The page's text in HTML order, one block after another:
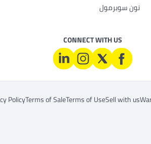
نون سوبرمول
CONNECT WITH US
Sell with us
Terms of Use
Terms of Sale
Policy